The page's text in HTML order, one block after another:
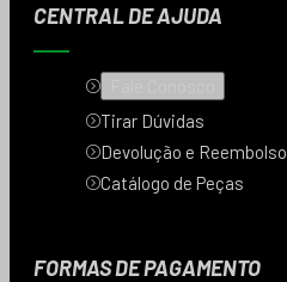
CENTRAL DE AJUDA
Tirar Dúvidas
Devolução e Reembolso
Catálogo de Peças
FORMAS DE PAGAMENTO